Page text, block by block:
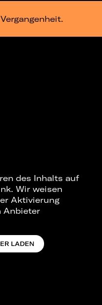
des Inhalts auf
Wir weisen
Aktivierung
Anbieter
LADEN